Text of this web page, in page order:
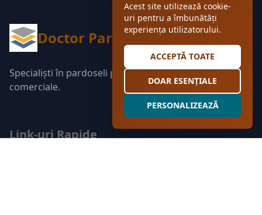
Doctor Pardosea
Specialiști în pardoseli pentru spații rezidențiale și
comerciale.
Link-uri Rapide
Acest site utilizează cookie-
uri pentru a îmbunătăți
experiența utilizatorului.
ACCEPTĂ TOATE
DOAR ESENȚIALE
PERSONALIZEAZĂ